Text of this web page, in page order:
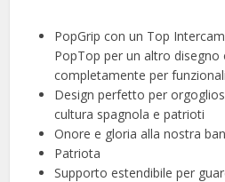
PopGrip con un Top
PopTop per un altro disegno
completamente per
Design perfetto per
cultura spagnola e patrioti
Onore e gloria alla nostra
Patriota
Supporto estendibile per